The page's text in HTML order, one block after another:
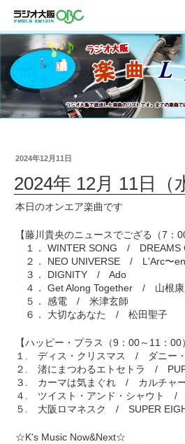
2024年12月11日
2024年 12月 11日（
本日のオンエア楽曲です
【藤川貴央のニュースでござる（7：
１． WINTER SONG / DREAMS
２． ‎NEO UNIVERSE / L'Arc〜
３． DIGNITY / Ado
４． Get Along Together / 山根康
５． 感電 / 米津玄師
６． 大切なあなた / 松田聖子
【ハッピー・プラス（9：00～11：00
１. ディス・クリスマス / ダニー・
２. 渚にまつわるエトセトラ /
３. カーマは気まぐれ / カルチャ
４. ツイスト・アンド・シャウト /
５. 大阪ロマネスク / SUPER
☆K's Music Now&Next☆